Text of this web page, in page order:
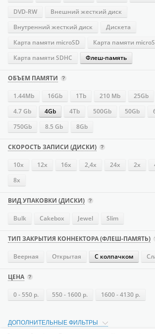
DVD-RW
Внешний жесткий диск
Внутренний жесткий диск
Дискета
Карта памяти microSD
Карта памяти
Карта памяти SDHC
Флеш-память
ОБЪЕМ ПАМЯТИ
1.44Mb 16Gb 1Tb 210 Mb 25Gb
4.7 Gb
4Gb 4Tb 500Gb 50Gb
750Gb
8.5 Gb 8Gb
СКОРОСТЬ ЗАПИСИ (ДИСКИ)
10x 12x 16х 2,4x 24х 2x
8x
ВИД УПАКОВКИ (ДИСКИ)
Bulk Cakebox Jewel Slim
ТИП ЗАКРЫТИЯ КОННЕКТОРА (ФЛЕШ-ПАМЯТЬ)
Веерная Открытая С колпачком
ЦЕНА
0 - 550 р. 550 - 1600 р. 1600 - 4130 р.
ДОПОЛНИТЕЛЬНЫЕ ФИЛЬТРЫ